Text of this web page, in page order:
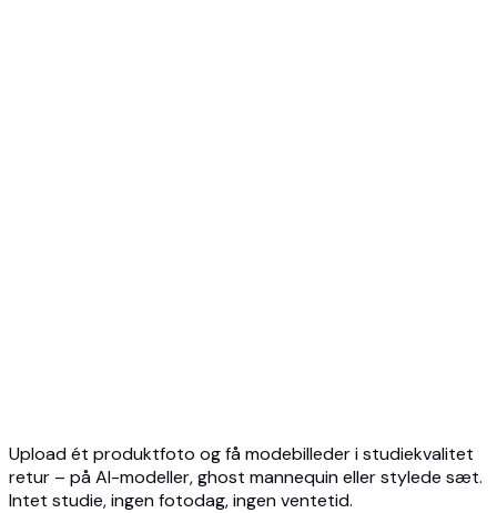
Kontakt
Upload ét produktfoto og få modebilleder i studiekvalitet
retur – på AI-modeller, ghost mannequin eller stylede sæt.
Intet studie, ingen fotodag, ingen ventetid.